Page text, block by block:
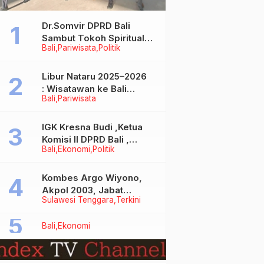
Bali Pariwisata Politik
Dr.Somvir DPRD Bali
Sambut Tokoh Spiritual
India Baba Bageshwar
Bali Pariwisata
Libur Nataru 2025–2026
: Wisatawan ke Bali
Meningkat, Isu Penurunan
Bali Ekonomi Politik
IGK Kresna Budi ,Ketua
Komisi II DPRD Bali ,
Angkat Bicara Soal
Bersubsidi Jenis Solar
Sulawesi Tenggara Terkini
Kombes Argo Wiyono,
Akpol 2003, Jabat
Dirlantas Polda Sultra
Bali Ekonomi